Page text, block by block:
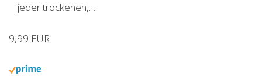
jeder trockenen,…
9,99 EUR